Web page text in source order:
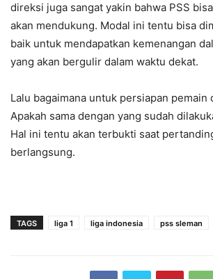
direksi juga sangat yakin bahwa PSS
akan mendukung. Modal ini tentu bisa
baik untuk mendapatkan kemenangan
yang akan bergulir dalam waktu dekat.
Lalu bagaimana untuk persiapan pemain
Apakah sama dengan yang sudah
Hal ini tentu akan terbukti saat
berlangsung.
TAGS liga 1 liga indonesia pss sleman